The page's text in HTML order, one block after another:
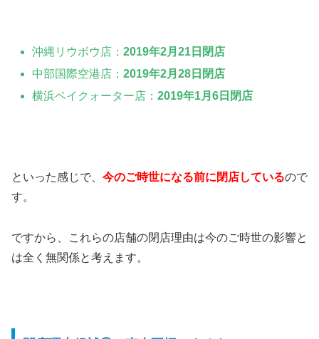
沖縄リウボウ店：2019年2月21日閉店
中部国際空港店：2019年2月28日閉店
横浜ベイクォーター店：2019年1月6日閉店
といった感じで、 今のご時世になる前に閉店しているので
す。
ですから、これらの店舗の閉店理由は今のご時世の影響と
は全く無関係と考えます。